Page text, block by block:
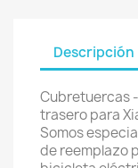
Descripción
Cubretuercas
trasero para
Somos
de reemplazo